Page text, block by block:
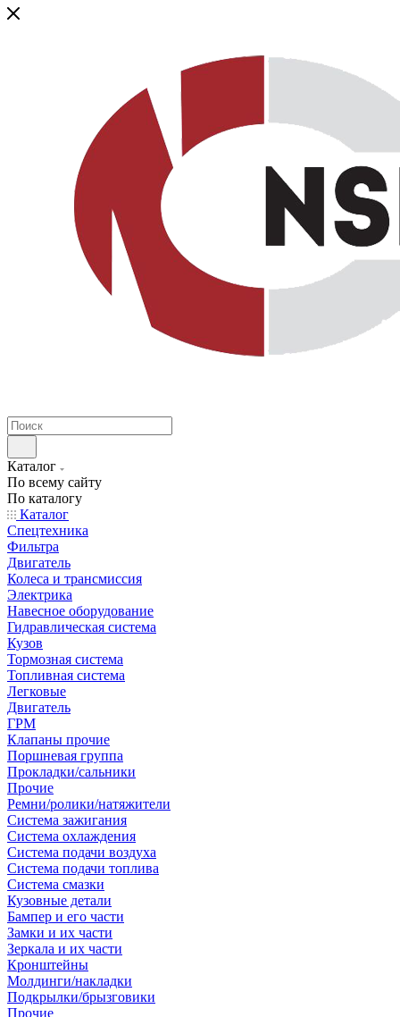
Каталог
По всему сайту
По каталогу
Каталог
Спецтехника
Фильтра
Двигатель
Колеса и трансмиссия
Электрика
Навесное оборудование
Гидравлическая система
Кузов
Тормозная система
Топливная система
Легковые
Двигатель
ГРМ
Клапаны прочие
Поршневая группа
Прокладки/сальники
Прочие
Ремни/ролики/натяжители
Система зажигания
Система охлаждения
Система подачи воздуха
Система подачи топлива
Система смазки
Кузовные детали
Бампер и его части
Замки и их части
Зеркала и их части
Кронштейны
Молдинги/накладки
Подкрылки/брызговики
Прочие